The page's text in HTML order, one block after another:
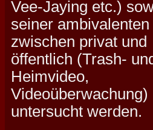
Vee-Jaying etc.)
seiner
zwischen privat und
öffentlich (Trash-
Heimvideo,
Videoüberwachung)
untersucht werden.